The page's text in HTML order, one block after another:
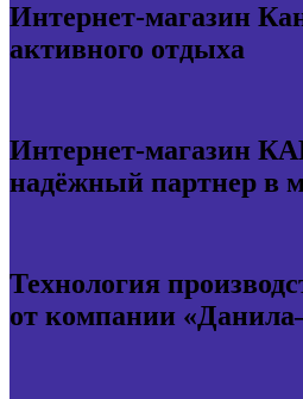
Интернет-магазин
активного отдыха
Интернет-магазин
надёжный партнер в
Технология
от компании